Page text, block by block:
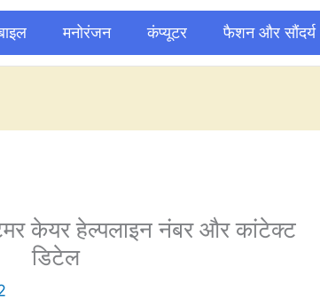
मनोरंजन कंप्यूटर फैशन और सौंदर्य
केयर हेल्पलाइन नंबर और कांटेक्ट
डिटेल